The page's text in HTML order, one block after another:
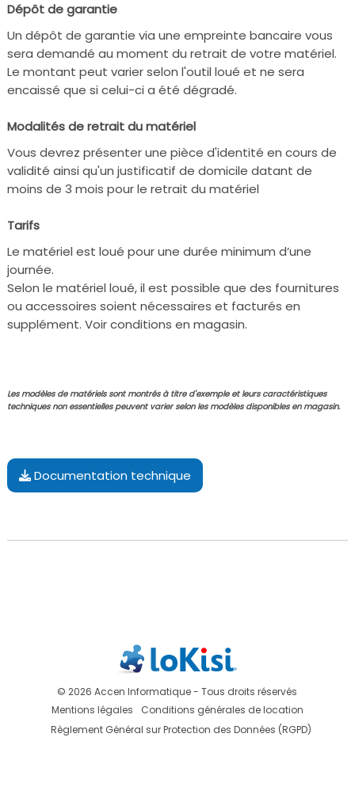
Dépôt de garantie
Un dépôt de garantie via une empreinte bancaire vous
sera demandé au moment du retrait de votre matériel.
Le montant peut varier selon l'outil loué et ne sera
encaissé que si celui-ci a été dégradé.
Modalités de retrait du matériel
Vous devrez présenter une pièce d'identité en cours de
validité ainsi qu'un justificatif de domicile datant de
moins de 3 mois pour le retrait du matériel
Tarifs
Le matériel est loué pour une durée minimum d’une
journée.
Selon le matériel loué, il est possible que des fournitures
ou accessoires soient nécessaires et facturés en
supplément. Voir conditions en magasin.
Les modèles de matériels sont montrés à titre d'exemple et leurs caractéristiques
techniques non essentielles peuvent varier selon les modèles disponibles en magasin.
Documentation technique
© 2026 Accen Informatique - Tous droits réservés
Mentions légales
Conditions générales de location
Règlement Général sur Protection des Données (RGPD)